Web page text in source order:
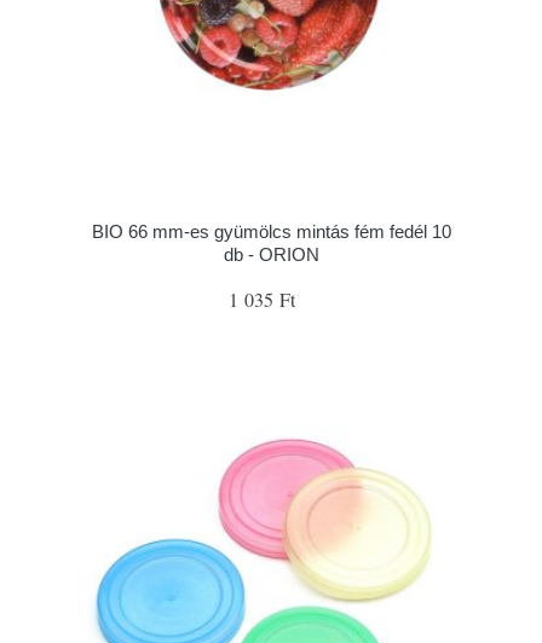
BIO 66 mm-es gyümölcs mintás fém fedél 10
db - ORION
1 035 Ft